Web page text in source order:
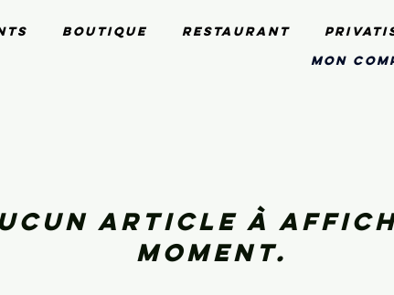
Boutique Restaurant
mon
article à
moment.